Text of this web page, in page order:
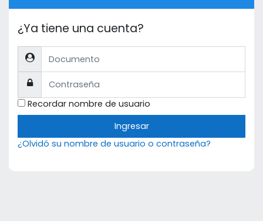
¿Ya tiene una cuenta?
Documento
Contraseña
Recordar nombre de usuario
Ingresar
¿Olvidó su nombre de usuario o contraseña?